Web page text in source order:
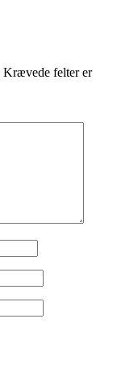
Krævede felter er